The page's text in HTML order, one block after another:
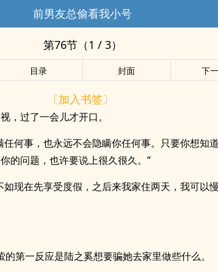
前男友总偷看我小号
第76节（1 / 3）
目录 封面 下
〔加入书签〕
，过了一会儿才开口。
任何事，也永远不会隐瞒你任何事。只要你想知
的问题，也许要说上很久很久。”
如现在先享受度假，之后来我家住两天，我可以
第一反应是陆之奚想要骗她去家里做些什么。